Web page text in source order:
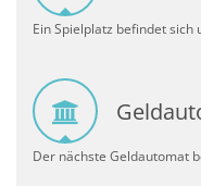
Ein Spielplatz befindet
Der nächste Geldautomat